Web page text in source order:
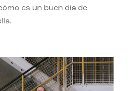
es un buen día de